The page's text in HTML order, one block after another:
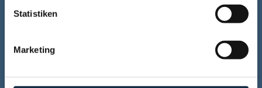
Ihr Gerät durch aktives Scannen nach bestimmten
Erfahren Sie mehr darüber, wie Ihre persönlichen Daten
verarbeitet werden, und legen Sie Ihre Präferenzen im
Statistiken
Marketing